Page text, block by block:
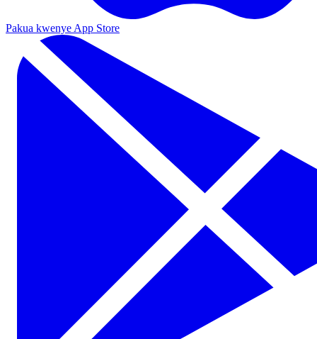
Pakua kwenye App Store